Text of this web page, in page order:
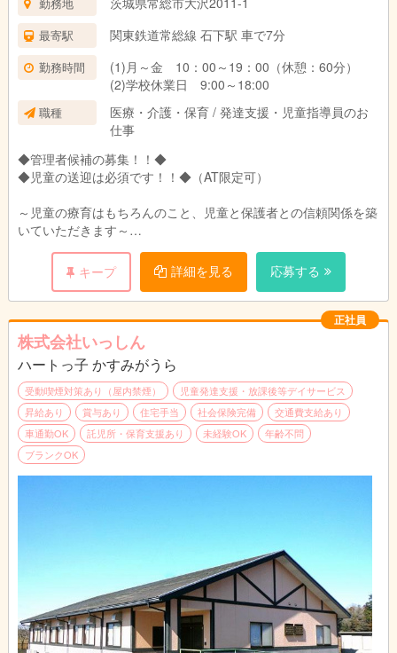
最寄駅 関東鉄道常総線 石下駅 車で7分
勤務時間
(1)月～金 10：00～19：00（休憩：60分）
(2)学校休業日 9:00～18:00
職種
医療・介護・保育 / 発達支援・児童指導員のお
仕事
◆管理者候補の募集！！◆
◆児童の送迎は必須です！！◆（AT限定可）
～児童の療育はもちろんのこと、児童と保護者との信頼関係を築
いていただきます～
管理者の方には、療育を行っていくに当たり、児童だけでなく保
護者の方ともしっかり話し合い、児童一人一人が希望や目標に向
かって一歩一歩進んでいけるような療育を行っていただきます。
子供たちが社会の中で戸惑わないよう、コミュニケーションの幅
を広げられるようご尽力いただくお仕事です。
また、児童たちがいない時間は教育運営のための事務作業や、近
隣の学校、保育園・幼稚園等への営業活動を行っていただきま
す。事務作業は簡単な操作なので、基礎的なPCの知識があれば
大丈夫です。営業活動では、SNSへの掲載やチラシ配り等、積極
的に活動していただきます。
キープ 詳細を見る 応募する
正社員
株式会社いっしん
ハートっ子 かすみがうら
受動喫煙対策あり（屋内禁煙）
児童発達支援・放課後等デイサービス
昇給あり
賞与あり 住宅手当 社会保険完備
交通費支給あり
車通勤OK
託児所・保育支援あり 未経験OK
年齢不問
ブランクOK